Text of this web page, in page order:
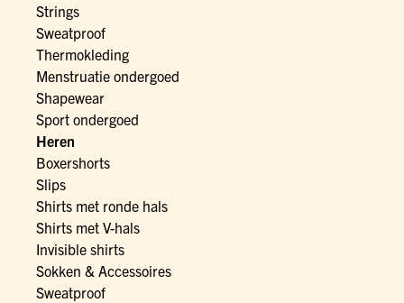
Strings
Sweatproof
Thermokleding
Menstruatie ondergoed
Shapewear
Sport ondergoed
Heren
Boxershorts
Slips
Shirts met ronde hals
Shirts met V-hals
Invisible shirts
Sokken & Accessoires
Sweatproof